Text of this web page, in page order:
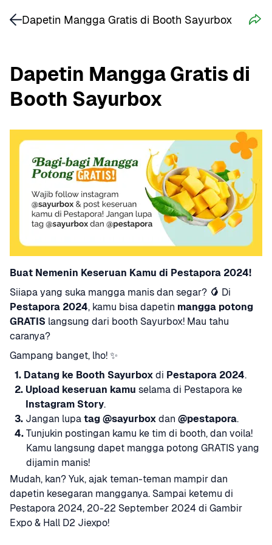
Dapetin Mangga Gratis di
Booth Sayurbox
Buat Nemenin Keseruan Kamu di Pestapora 2024!
Siiapa yang suka mangga manis dan segar? 🥭
Pestapora 2024, kamu bisa dapetin mangga potong
GRATIS langsung dari booth Sayurbox! Mau tahu
caranya?
Gampang banget, lho! ✨
1. Datang ke Booth Sayurbox di Pestapora 2024.
2. Upload keseruan kamu
Instagram Story.
3. Jangan lupa tag @sayurbox dan @pestapora.
4.Tunjukin postingan kamu ke tim di booth, dan voila!
Kamu langsung dapet mangga potong GRATIS yang
dijamin manis!
Mudah, kan? Yuk, ajak teman-teman mampir dan
dapetin kesegaran mangganya. Sampai ketemu di
Pestapora 2024, 20-22 September 2024 di Gambir
Expo & Hall D2 Jiexpo!
Dapetin Mangga Gratis di Booth Sayurbox